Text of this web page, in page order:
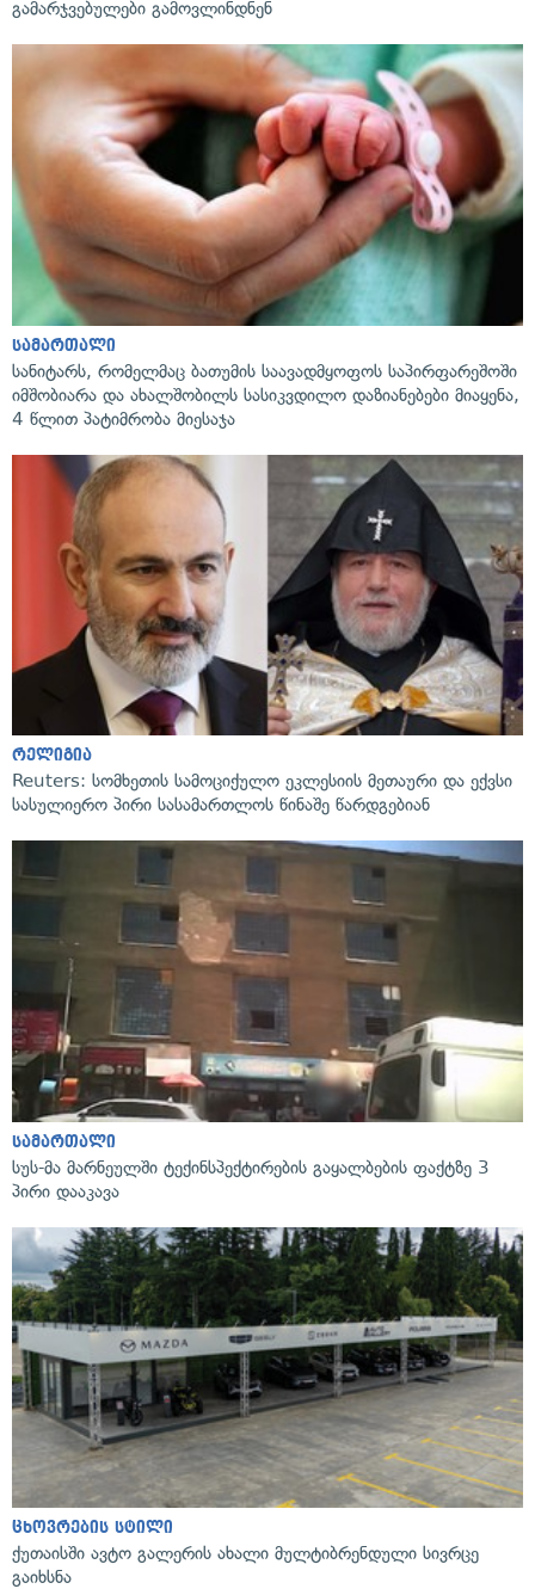
გამარჯვებულები გამოვლინდნენ
სამართალი
სანიტარს, რომელმაც ბათუმის საავადმყოფოს საპირფარეშოში
იმშობიარა და ახალშობილს სასიკვდილო დაზიანებები მიაყენა,
4 წლით პატიმრობა მიესაჯა
რელიგია
Reuters: სომხეთის სამოციქულო ეკლესიის მეთაური და ექვსი
სასულიერო პირი სასამართლოს წინაშე წარდგებიან
სამართალი
სუს-მა მარნეულში ტექინსპექტირების გაყალბების ფაქტზე 3
პირი დააკავა
ცხოვრების სტილი
ქუთაისში ავტო გალერის ახალი მულტიბრენდული სივრცე
გაიხსნა